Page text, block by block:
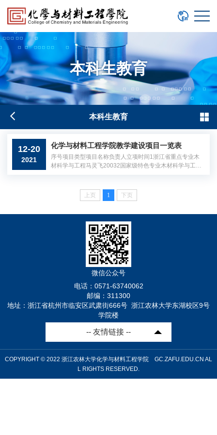
本科生教育
本科生教育
12-20
2021
化学与材料工程学院教学建设项目一览表
序号项目类型项目名称负责人立项时间1浙江省重点专业木
材科学与工程马灵飞20032国家级特色专业木材科学与工程
点专业木材科学与工程金春德20145浙江省十三五优势专业
木材科学与工程金春德20166国家级一流专业建设点木材科
上页 1 下页
微信公众号
电话：0571-63740062
邮编：311300
地址：浙江省杭州市临安区武肃街666号 浙江农林大学东湖校区9号
学院楼
-- 友情链接 --
COPYRIGHT © 2022 浙江农林大学化学与材料工程学院 GC.ZAFU.EDU.CN AL
L RIGHTS RESERVED.